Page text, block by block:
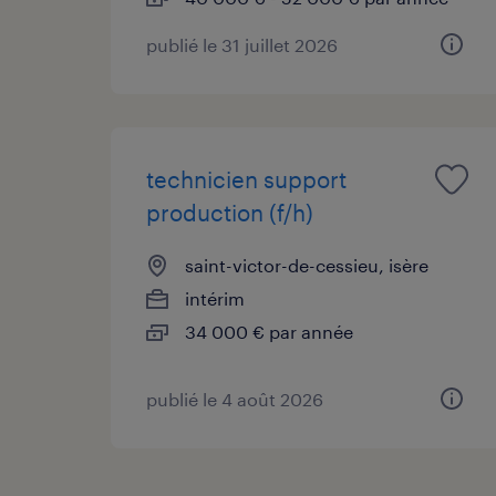
publié le 31 juillet 2026
technicien support
production (f/h)
saint-victor-de-cessieu, isère
intérim
34 000 € par année
publié le 4 août 2026